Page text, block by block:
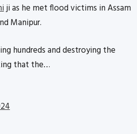
ji as he met flood victims in Assam
Manipur.
hundreds and destroying the
that the…